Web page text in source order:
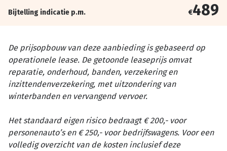
Bijtelling indicatie p.m. €489
De prijsopbouw van deze aanbieding is gebaseerd op
operationele lease. De getoonde leaseprijs omvat
reparatie, onderhoud, banden, verzekering en
inzittendenverzekering, met uitzondering van
winterbanden en vervangend vervoer.
Het standaard eigen risico bedraagt € 200,- voor
personenauto’s en € 250,- voor bedrijfswagens. Voor een
volledig overzicht van de kosten inclusief deze